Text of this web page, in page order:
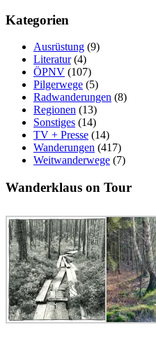
Kategorien
Ausrüstung (9)
Literatur(4)
ÖPNV (107)
Pilgerwege (5)
Radwanderungen (8)
Regionen (13)
Sonstiges (14)
TV + Presse (14)
Wanderungen (417)
Weitwanderwege (7)
Wanderklaus on Tour